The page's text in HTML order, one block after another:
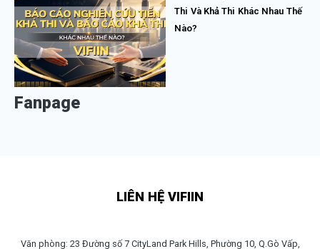
Thi Và Khả Thi Khác Nhau Thế
Nào?
Fanpage
LIÊN HỆ VIFIIN
Văn phòng: 23 Đường số 7 CityLand Park Hills, Phường 10, Q.Gò Vấp,